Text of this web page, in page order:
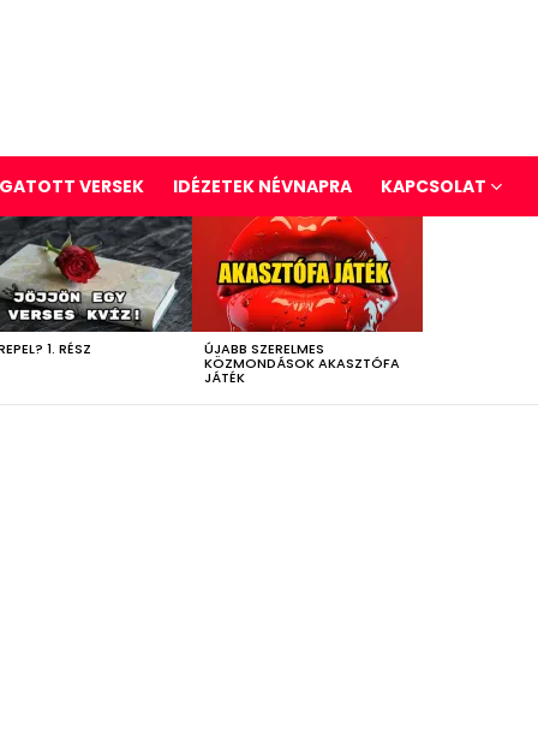
VERSEK IDÉZETEK NÉVNAPRA KAPCSOLAT
1. RÉSZ ÚJABB SZERELMES
KÖZMONDÁSOK AKASZTÓFA
JÁTÉK